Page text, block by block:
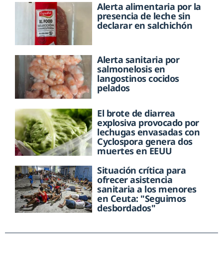
Alerta alimentaria por la
presencia de leche sin
declarar en salchichón
Alerta sanitaria por
salmonelosis en
langostinos cocidos
pelados
El brote de diarrea
explosiva provocado por
lechugas envasadas con
Cyclospora genera dos
muertes en EEUU
Situación crítica para
ofrecer asistencia
sanitaria a los menores
en Ceuta: "Seguimos
desbordados"